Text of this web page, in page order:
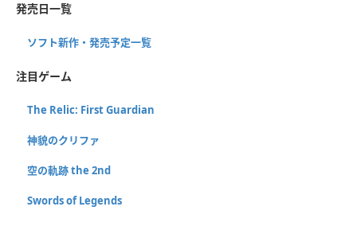
発売日一覧
ソフト新作・発売予定一覧
注目ゲーム
The Relic: First Guardian
神貌のクリファ
空の軌跡 the 2nd
Swords of Legends